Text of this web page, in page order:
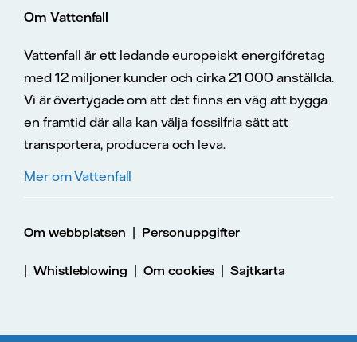
Om Vattenfall
Vattenfall är ett ledande europeiskt energiföretag
med 12 miljoner kunder och cirka 21 000 anställda.
Vi är övertygade om att det finns en väg att bygga
en framtid där alla kan välja fossilfria sätt att
transportera, producera och leva.
Mer om Vattenfall
Om webbplatsen | Personuppgifter
| Whistleblowing | Om cookies |Sajtkarta